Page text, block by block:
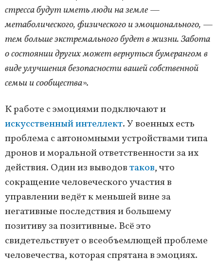
стресса будут иметь люди на земле —
метаболического, физического и эмоционального, —
тем больше экстремального будет в жизни. Забота
о состоянии других может вернуться бумерангом в
виде улучшения безопасности вашей собственной
семьи и сообщества».
К работе с эмоциями подключают и
искусственный интеллект. У военных есть
проблема с автономными устройствами типа
дронов и моральной ответственности за их
действия. Один из выводовтаков, что
сокращение человеческого участия в
управлении ведёт к меньшей вине за
негативные последствия и большему
позитиву за позитивные. Всё это
свидетельствует о всеобъемлющей проблеме
человечества, которая спрятана в эмоциях.